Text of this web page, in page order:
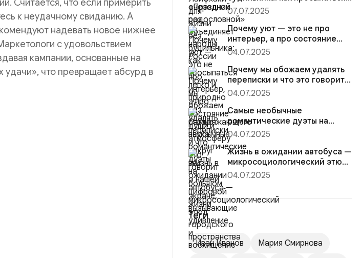
Считается, что если примерить
к неудачному свиданию. А
надевать новое нижнее
с удовольствием
кампании, основанные на
удачи», что превращает абсурд в
легко и природно без разд...
07.07.2025
Почему уют — это не про
интерьер, а про состояние
души и атмосферу вокруг ва...
04.07.2025
Почему мы обожаем удалять
переписки и что это говорит о
нашей цифровой жизни
04.07.2025
Самые необычные
романтические дуэты на
большом экране, вызывающие
удивление ...
04.07.2025
Жизнь в ожидании автобуса —
микросоциологический этюд
городского пространств...
04.07.2025
Теги
Иван Иванов
Мария Смирнова